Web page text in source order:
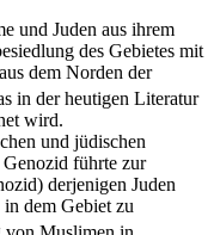
und Juden aus ihrem
des Gebietes mit
dem Norden der
in der heutigen Literatur
wird.
und jüdischen
Genozid führte zur
derjenigen Juden
dem Gebiet zu